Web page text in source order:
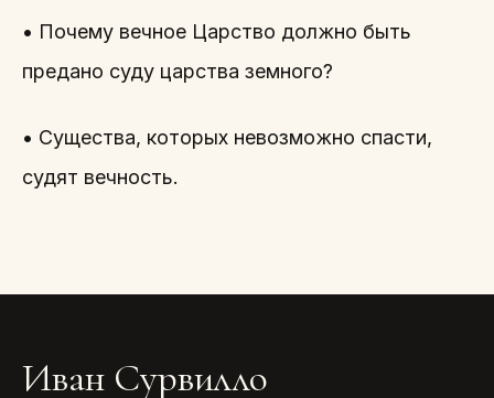
• Почему вечное Царство должно быть
предано суду царства земного?
• Существа, которых невозможно спасти,
судят вечность.
Иван Сурвилло